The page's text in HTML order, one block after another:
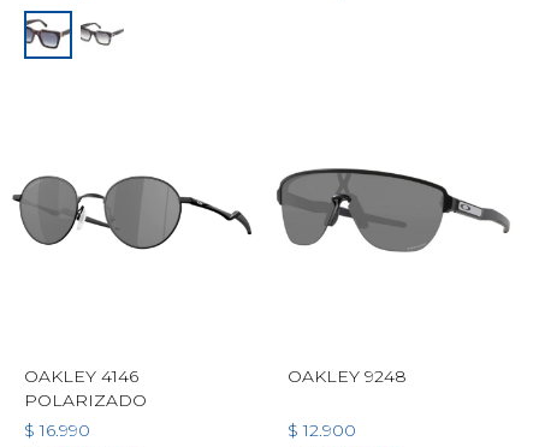
OAKLEY 4146
POLARIZADO
$ 16.990
OAKLEY 9248
$ 12.900